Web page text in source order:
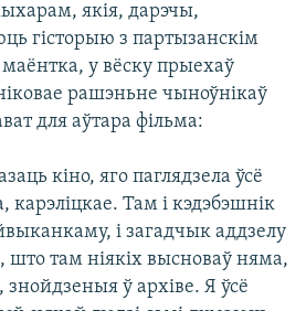
якія, дарэчы,
гісторыю з партызанскім
у вёску прыехаў
рашэньне чыноўнікаў
для аўтара фільма:
кіно, яго паглядзела ўсё
карэліцкае. Там і кэдэбэшнік
і загадчык аддзелу
што там ніякіх высноваў няма,
знойдзеныя ў архіве. Я ўсё